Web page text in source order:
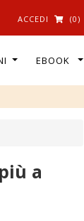
ACCEDI (0)
EBOOK
a